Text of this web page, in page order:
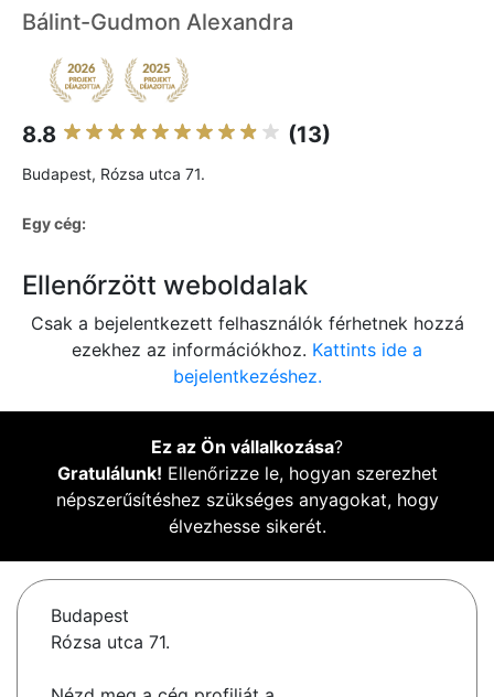
Bálint-Gudmon Alexandra
8.8 (13)
Budapest, Rózsa utca 71.
Egy cég:
Ellenőrzött weboldalak
Csak a bejelentkezett felhasználók férhetnek hozzá
ezekhez az információkhoz. Kattints ide a
bejelentkezéshez.
Ez az Ön vállalkozása?
Gratulálunk! Ellenőrizze le, hogyan szerezhet
népszerűsítéshez szükséges anyagokat, hogy
élvezhesse sikerét.
Budapest
Rózsa utca 71.